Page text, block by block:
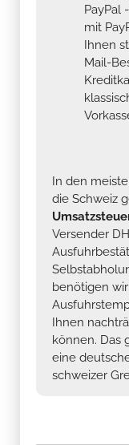
PayPal
mit
Ihnen
Mail-
In den
die Schweiz
Versender
benötigen
Ihnen
können. Das
eine
schweizer